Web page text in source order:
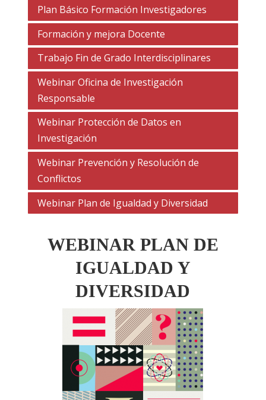
Plan Básico Formación Investigadores
Formación y mejora Docente
Trabajo Fin de Grado Interdisciplinares
Webinar Oficina de Investigación
Responsable
Webinar Protección de Datos en
Investigación
Webinar Prevención y Resolución de
Conflictos
Webinar Plan de Igualdad y Diversidad
WEBINAR PLAN DE
IGUALDAD Y
DIVERSIDAD